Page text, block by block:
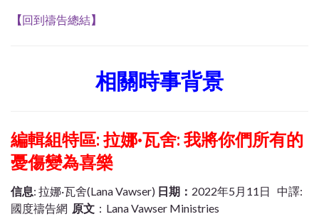
【回到禱告總結】
相關時事背景
編輯組特區: 拉娜·瓦舍: 我將你們所有的
憂傷變為喜樂
信息: 拉娜·瓦舍(Lana Vawser) 日期： 2022年5月11日 中譯:
國度禱告網 原文 ：Lana Vawser Ministries